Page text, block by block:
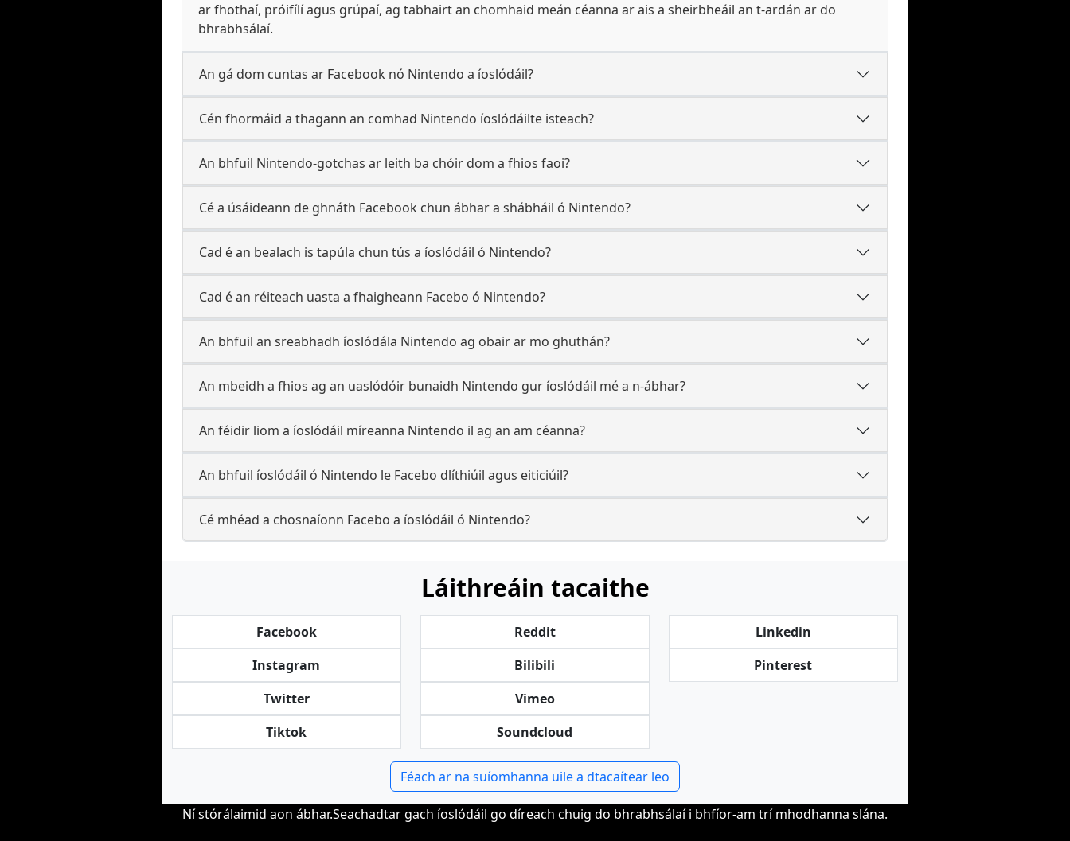
ar fhothaí, próifílí agus grúpaí, ag tabhairt an chomhaid meán céanna ar ais a sheirbheáil an t-ardán ar do
bhrabhsálaí.
An gá dom cuntas ar Facebook nó Nintendo a íoslódáil?
Cén fhormáid a thagann an comhad Nintendo íoslódáilte isteach?
An bhfuil Nintendo-gotchas ar leith ba chóir dom a fhios faoi?
Cé a úsáideann de ghnáth Facebook chun ábhar a shábháil ó Nintendo?
Cad é an bealach is tapúla chun tús a íoslódáil ó Nintendo?
Cad é an réiteach uasta a fhaigheann Facebo ó Nintendo?
An bhfuil an sreabhadh íoslódála Nintendo ag obair ar mo ghuthán?
An mbeidh a fhios ag an uaslódóir bunaidh Nintendo gur íoslódáil mé a n-ábhar?
An féidir liom a íoslódáil míreanna Nintendo il ag an am céanna?
An bhfuil íoslódáil ó Nintendo le Facebo dlíthiúil agus eiticiúil?
Cé mhéad a chosnaíonn Facebo a íoslódáil ó Nintendo?
Láithreáin tacaithe
Facebook
Instagram
Twitter
Tiktok
Reddit
Bilibili
Vimeo
Soundcloud
Linkedin
Pinterest
Féach ar na suíomhanna uile a dtacaítear leo
Ní stórálaimid aon ábhar.Seachadtar gach íoslódáil go díreach chuig do bhrabhsálaí i bhfíor-am trí mhodhanna slána.